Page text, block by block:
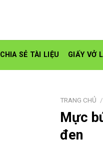
CHIA SẺ TÀI LIỆU GIẤY VỞ
TRANG CHỦ /
Mực
đen